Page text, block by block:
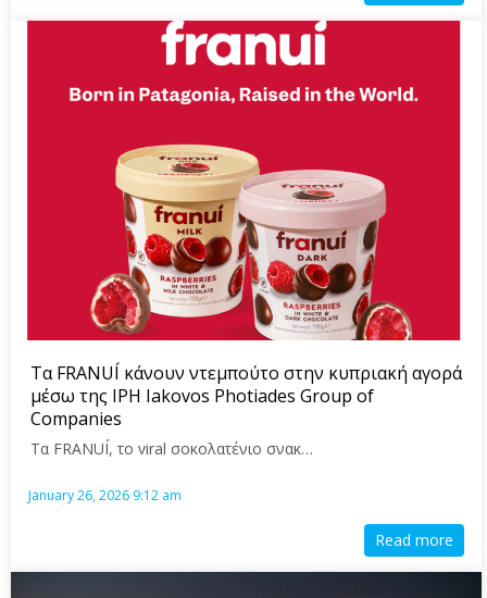
Τα FRANUÍ κάνουν ντεμπούτο στην κυπριακή αγορά
μέσω της IPH Iakovos Photiades Group of
Companies
Τα FRANUÍ, το viral σοκολατένιο σνακ…
January 26, 2026 9:12 am
Read more